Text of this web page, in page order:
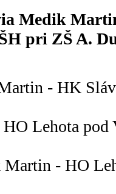
Medik
pri ZŠ A.
Martin - HK
- HO
Martin - HO